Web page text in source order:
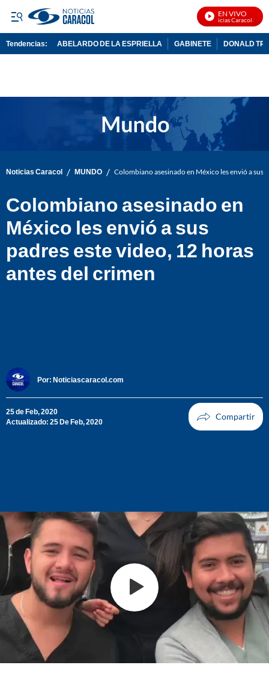
EN VIVO
Noticias Caracol En
Tendencias: ABELARDO DE LA ESPRIELLA GABINETE DONALD
Noticias Caracol / MUNDO / Colombiano asesinado en México les envió a sus
Colombiano asesinado en
México les envió a sus
padres este video, 12 horas
antes del crimen
Por: Noticiascaracol.com
25 de Feb, 2020
Actualizado: 25 De Feb, 2020